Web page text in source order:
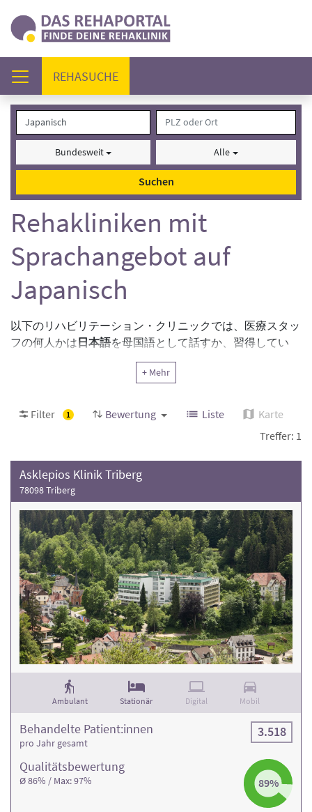
REHASUCHE(AKTUELL)
Bundesweit Alle
Suchen
Rehakliniken mit
Sprachangebot auf
Japanisch
以下のリハビリテーション・クリニックでは、医療スタッ
フの何人かは日本語を母国語として話すか、習得してい
る。また、看護師やセラピストも日本語を話す。通訳は必
ずしも必要ではありません。各クリニックの専門分野や連
さい。クリニックを選ぶ際には、リハビリテーション・ク
In den folgenden Rehakliniken sprechen einige
Vertreter:innen des ärztlichen Personals muttersprachlich
oder gelerntJapanisch
weitere Mitarbeitende wie Pflegekräfte und Therapeut:innen
Japanisch. Professionelle Dolmetscher sind nicht zwingend
verfügbar. Weitere Informationen zu den Fachbereichen der
Rehakliniken und die Kontaktdaten finden Sie in den
jeweiligen Klinikprofilen.Achten Sie bei Ihrer Auswahl auf die
Bewertung der Rehaklinik und die Anzahl der
Behandlungsfälle.
+ Mehr
Filter 1 Bewertung Liste
Karte
Treffer: 1
Asklepios Klinik Triberg
78098 Triberg
Ambulant Stationär Digital Mobil
Qualitäts­bewertung
Ø 86% / Max: 97% 89%
Behandelte Patient:innen
pro Jahr gesamt
3.518